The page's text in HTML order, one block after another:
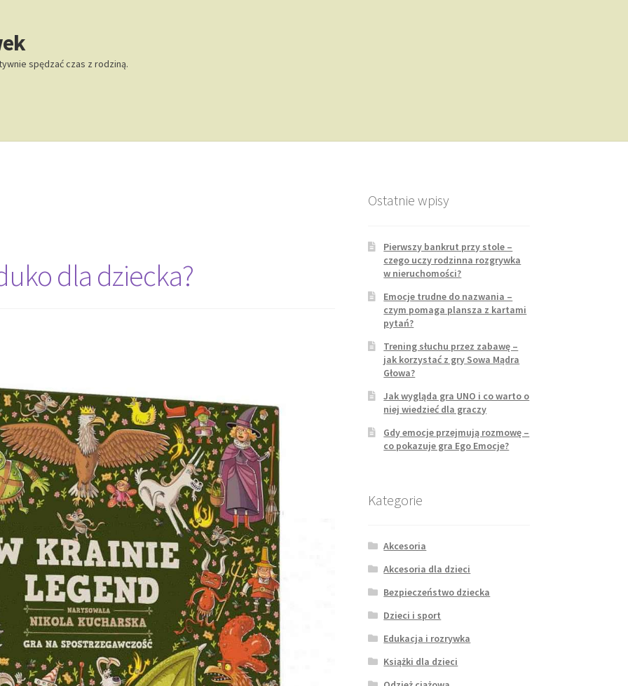
spędzać czas z rodziną.
dla dziecka?
Ostatnie wpisy
Pierwszy bankrut przy stole –
czego uczy rodzinna rozgrywka
w nieruchomości?
Emocje trudne do nazwania –
czym pomaga plansza z kartami
pytań?
Trening słuchu przez zabawę –
jak korzystać z gry Sowa Mądra
Głowa?
Jak wygląda gra UNO i co warto o
niej wiedzieć dla graczy
Gdy emocje przejmują rozmowę –
co pokazuje gra Ego Emocje?
Kategorie
Akcesoria
Akcesoria dla dzieci
Bezpieczeństwo dziecka
Dzieci i sport
Edukacja i rozrywka
Książki dla dzieci